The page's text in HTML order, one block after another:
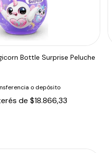
Bottle Surprise Peluche
o depósito
de $18.866,33